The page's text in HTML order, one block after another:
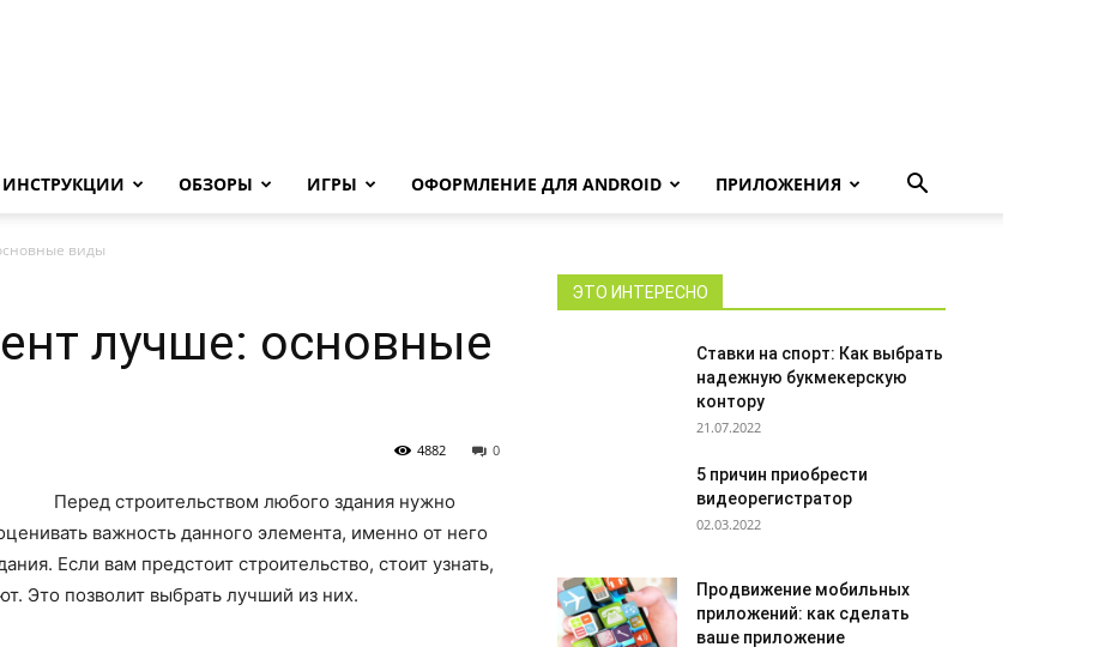
ИНСТРУКЦИИ ОБЗОРЫ ИГРЫ ОФОРМЛЕНИЕ ДЛЯ ANDROID ПРИЛОЖЕНИЯ
виды
лучше: основные
0
4882
Перед строительством любого здания нужно
важность данного элемента, именно от него
Если вам предстоит строительство, стоит узнать,
Это позволит выбрать лучший из них.
ЭТО ИНТЕРЕСНО
Ставки на спорт: Как выбрать
надежную букмекерскую
контору
21.07.2022
5 причин приобрести
видеорегистратор
02.03.2022
Продвижение мобильных
приложений: как сделать
ваше приложение